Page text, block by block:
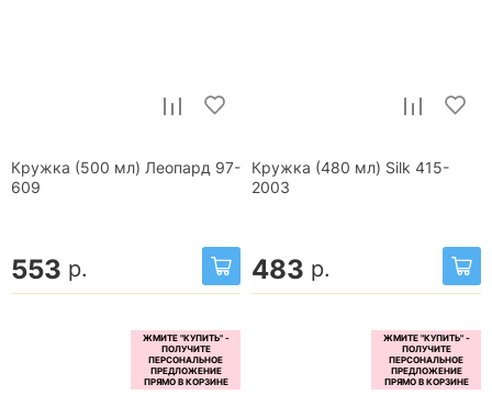
Кружка (500 мл) Леопард 97-
609
553 р.
Кружка (480 мл) Silk 415-
2003
483 р.